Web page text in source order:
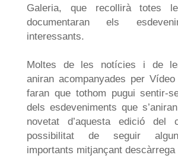
Galeria, que recollirà totes
documentaran els
interessants.
Moltes de les notícies i de
aniran acompanyades per
faran que tothom pugui sentir-
dels esdeveniments que
novetat d’aquesta edició
possibilitat de seguir
importants mitjançant descàrrega